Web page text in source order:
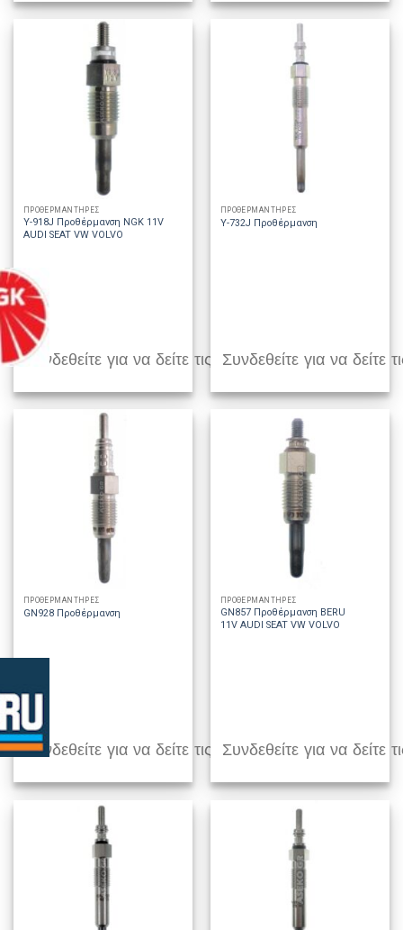
ΠΡΟΘΕΡΜΑΝΤΗΡΕΣ
Y-918J Προθέρμανση NGK 11V
AUDI SEAT VW VOLVO
Συνδεθείτε για να δείτε τις τιμές
ΠΡΟΘΕΡΜΑΝΤΗΡΕΣ
Y-732J Προθέρμανση
Συνδεθείτε για να δείτε
ΠΡΟΘΕΡΜΑΝΤΗΡΕΣ
GN928 Προθέρμανση
Συνδεθείτε για να δείτε τις τιμές
ΠΡΟΘΕΡΜΑΝΤΗΡΕΣ
GN857 Προθέρμανση BERU
11V AUDI SEAT VW VOLVO
Συνδεθείτε για να δείτε